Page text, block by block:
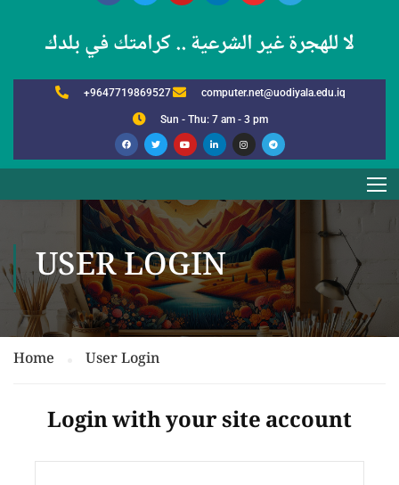
لا للهجرة غير الشرعية .. كرامتك في بلدك
+9647719869527 computer.net@uodiyala.edu.iq
Sun - Thu: 7 am - 3 pm
USER LOGIN
Home User Login
Login with your site account